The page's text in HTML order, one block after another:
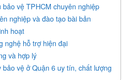
vệ TPHCM chuyên nghiệp
nghiệp và đào tạo bài bản
hoạt
nghệ hỗ trợ hiện đại
và hợp lý
vệ ở Quận 6 uy tín, chất lượng